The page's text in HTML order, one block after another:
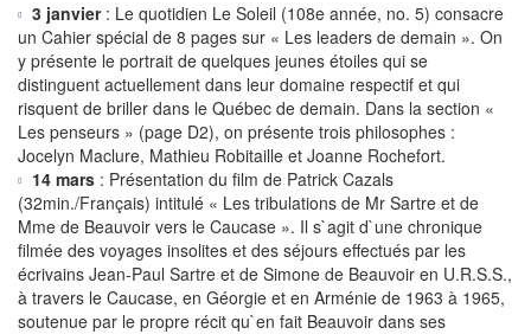
3 janvier: Le quotidien Le Soleil (108e année, no. 5) consacre
un Cahier spécial de 8 pages sur « Les leaders de demain ». On
y présente le portrait de quelques jeunes étoiles qui se
distinguent actuellement dans leur domaine respectif et qui
risquent de briller dans le Québec de demain. Dans la section «
Les penseurs » (page D2), on présente trois philosophes :
Jocelyn Maclure, Mathieu Robitaille et Joanne Rochefort.
14 mars : Présentation du film de Patrick Cazals
(32min./Français) intitulé « Les tribulations de Mr Sartre et de
Mme de Beauvoir vers le Caucase ». Il s`agit d`une chronique
filmée des voyages insolites et des séjours effectués par les
écrivains Jean-Paul Sartre et de Simone de Beauvoir en U.R.S.S.,
à travers le Caucase, en Géorgie et en Arménie de 1963 à 1965,
soutenue par le propre récit qu`en fait Beauvoir dans ses